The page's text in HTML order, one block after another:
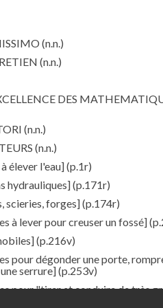
(n.n.)
(n.n.)
DES
(n.n.)
(n.n.)
élever l'eau](p.1r)
hydrauliques](p.171r)
scieries, forges](p.174r)
à lever pour creuser un fossé]
(p.216v)
pour dégonder une porte,
serrure](p.253v)
pour "tirer et conduire de très